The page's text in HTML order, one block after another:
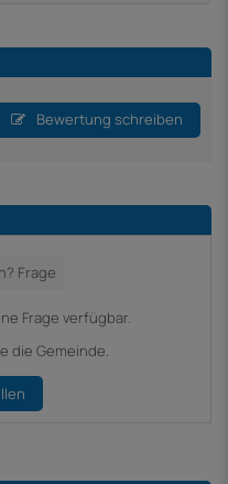
Bewertung schreiben
Frage verfügbar.
die Gemeinde.